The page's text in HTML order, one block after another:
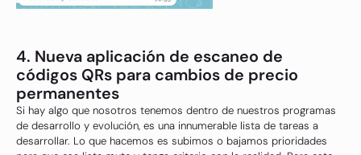
4. Nueva aplicación de escaneo de
códigos QRs para cambios de precio
permanentes
Si hay algo que nosotros tenemos dentro de nuestros programas
de desarrollo y evolución, es una innumerable lista de tareas a
desarrollar. Lo que hacemos es subimos o bajamos prioridades